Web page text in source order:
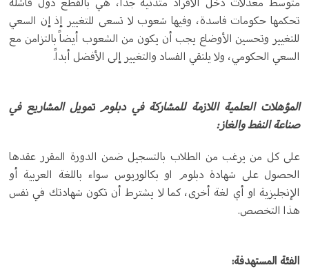
تحكمها حكومات فاسدة، وفيها شعوب لا تسعى للتغيير إذ إن السعي
للتغيير وتحسين الأوضاع يجب أن يكون من الشعوب أيضاً بالتزامن مع
السعي الحكومي، ولا يلتقي الفساد والتغيير إلى الأفضل أبداً.
المؤهلات العلمية اللازمة للمشاركة في دبلوم تمويل المشاريع في
صناعة النفط والغاز:
على كل من يرغب من الطلاب بالتسجيل ضمن الدورة المقرر عقدها
الحصول على شهادة دبلوم او بكالوريوس سواء باللغة العربية أو
الإنجليزية او أي لغة أخرى، كما لا يشترط أن تكون شهادتك في نفس
هذا التخصص.
الفئة المستهدفة: